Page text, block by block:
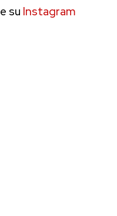
e su Instagram